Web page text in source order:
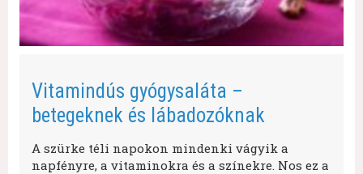
Vitamindús gyógysaláta –
betegeknek és lábadozóknak
A szürke téli napokon mindenki vágyik a
napfényre, a vitaminokra és a színekre. Nos ez a